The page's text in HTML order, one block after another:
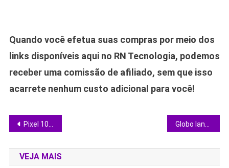
Quando você efetua suas compras por meio dos
links disponíveis aqui no RN Tecnologia, podemos
receber uma comissão de afiliado, sem que isso
acarrete nenhum custo adicional para você!
Navegação
de
Post
Pixel 10a: Google leva tela de 120 Hz, IA avançada e SOS via satélite ao segmento de US$ 499
VEJA MAIS